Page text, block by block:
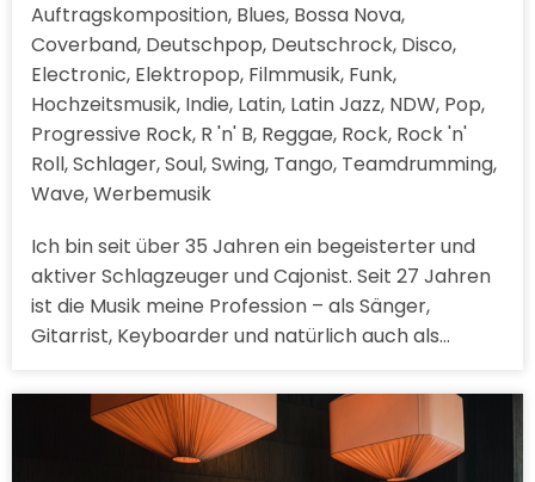
Auftragskomposition, Blues, Bossa Nova,
Coverband, Deutschpop, Deutschrock, Disco,
Electronic, Elektropop, Filmmusik, Funk,
Hochzeitsmusik, Indie, Latin, Latin Jazz, NDW, Pop,
Progressive Rock, R 'n' B, Reggae, Rock, Rock 'n'
Roll, Schlager, Soul, Swing, Tango, Teamdrumming,
Wave, Werbemusik
Ich bin seit über 35 Jahren ein begeisterter und
aktiver Schlagzeuger und Cajonist. Seit 27 Jahren
ist die Musik meine Profession – als Sänger,
Gitarrist, Keyboarder und natürlich auch als…